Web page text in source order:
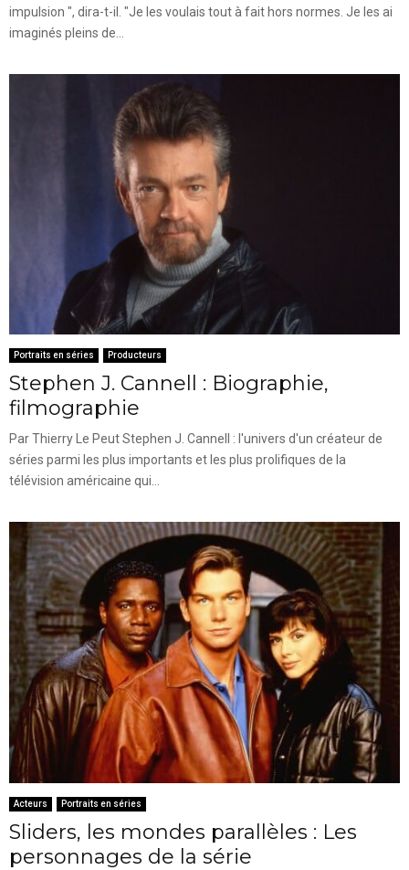
impulsion ", dira-t-il. "Je les voulais tout à fait hors normes. Je les ai
imaginés pleins de...
Portraits en séries Producteurs
Stephen J. Cannell : Biographie,
filmographie
Par Thierry Le Peut Stephen J. Cannell : l'univers d'un créateur de
séries parmi les plus importants et les plus prolifiques de la
télévision américaine qui...
Acteurs Portraits en séries
Sliders, les mondes parallèles : Les
personnages de la série